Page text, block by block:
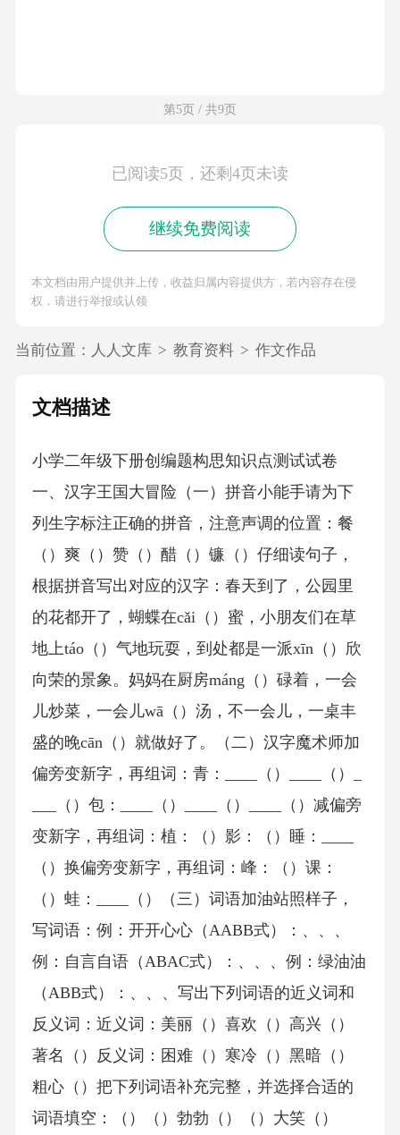
第5页 / 共9页
已阅读5页，还剩4页未读
继续免费阅读
本文档由用户提供并上传，收益归属内容提供方，若内容存在侵
权，请进行举报或认领
当前位置： 人人文库 > 教育资料 > 作文作品
文档描述
小学二年级下册创编题构思知识点测试试卷
一、汉字王国大冒险（一）拼音小能手请为下
列生字标注正确的拼音，注意声调的位置：餐
（）爽（）赞（）醋（）镰（）仔细读句子，
根据拼音写出对应的汉字：春天到了，公园里
的花都开了，蝴蝶在cǎi（）蜜，小朋友们在草
地上táo（）气地玩耍，到处都是一派xīn（）欣
向荣的景象。妈妈在厨房máng（）碌着，一会
儿炒菜，一会儿wā（）汤，不一会儿，一桌丰
盛的晚cān（）就做好了。（二）汉字魔术师加
偏旁变新字，再组词：青：____（）____（）_
___（）包：____（）____（）____（）减偏旁
变新字，再组词：植：（）影：（）睡：____
（）换偏旁变新字，再组词：峰：（）课：
（）蛙：____（）（三）词语加油站照样子，
写词语：例：开开心心（AABB式）：、、、
例：自言自语（ABAC式）：、、、例：绿油油
（ABB式）：、、、写出下列词语的近义词和
反义词：近义词：美丽（）喜欢（）高兴（）
著名（）反义词：困难（）寒冷（）黑暗（）
粗心（）把下列词语补充完整，并选择合适的
词语填空：（）（）勃勃（）（）大笑（）